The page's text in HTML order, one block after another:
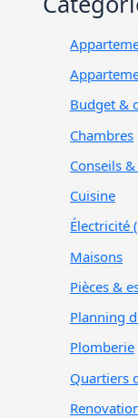
Budget &
Chambres
Conseils
Cuisine
Électricité
Maisons
Pièces &
Planning
Plomberie
Quartiers